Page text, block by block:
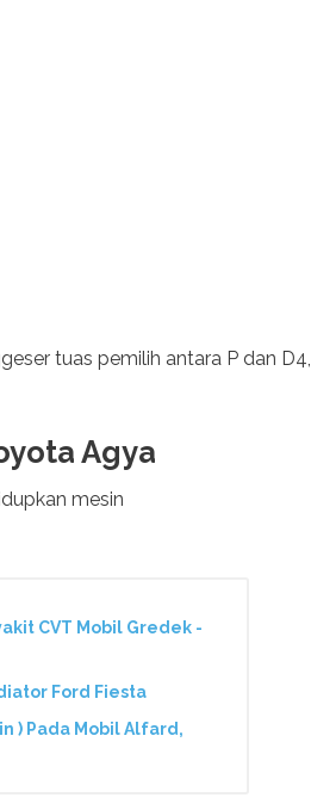
tuas pemilih antara P dan D4,
Agya
mesin
CVT Mobil Gredek -
Ford Fiesta
) Pada Mobil Alfard,